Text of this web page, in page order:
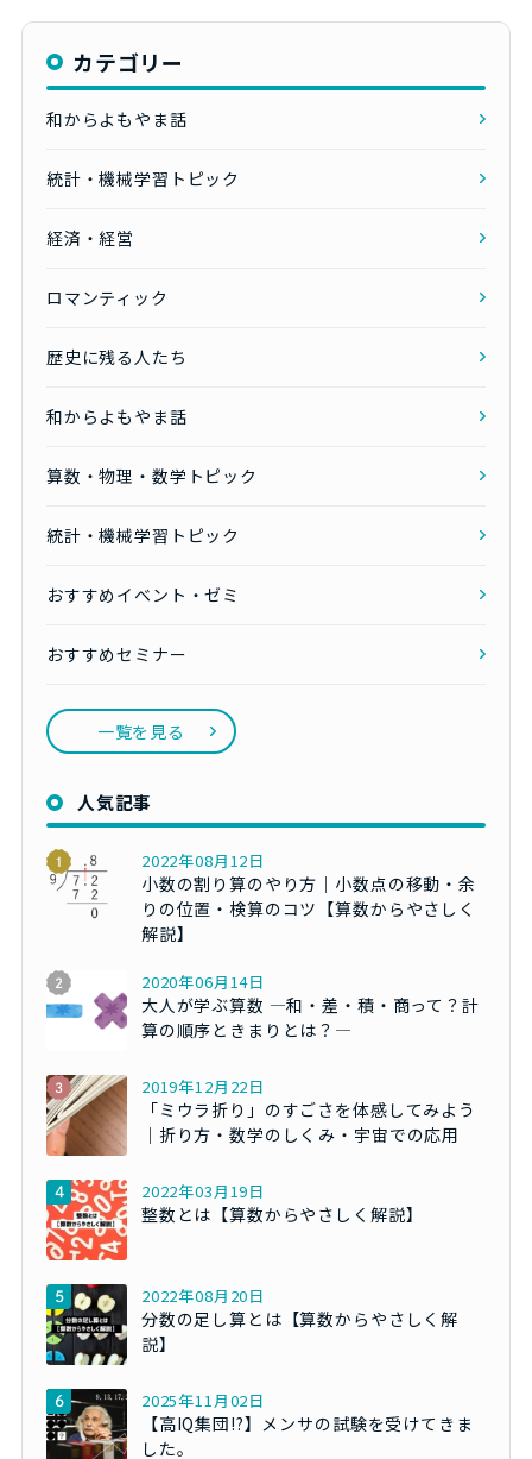
カテゴリー
和からよもやま話
統計・機械学習トピック
経済・経営
ロマンティック
歴史に残る人たち
和からよもやま話
算数・物理・数学トピック
統計・機械学習トピック
おすすめイベント・ゼミ
おすすめセミナー
一覧を見る
人気記事
2022年08月12日
小数の割り算のやり方｜小数点の移動・余
りの位置・検算のコツ【算数からやさしく
解説】
2020年06月14日
大人が学ぶ算数 ―和・差・積・商って？計
算の順序ときまりとは？―
2019年12月22日
「ミウラ折り」のすごさを体感してみよう
｜折り方・数学のしくみ・宇宙での応用
2022年03月19日
整数とは【算数からやさしく解説】
2022年08月20日
分数の足し算とは【算数からやさしく解
説】
2025年11月02日
【高IQ集団!?】メンサの試験を受けてきま
した。